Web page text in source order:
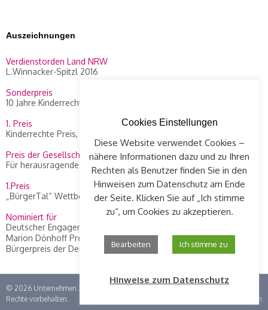
Auszeichnungen
Verdienstorden Land NRW
L.Winnacker-Spitzl 2016
Sonderpreis
10 Jahre Kinderrechte Preis, WDR 2014
1. Preis
Kinderrechte Preis, WDR 2010
Preis der Gesellschaft Concordia
Für herausragendes Engagement an L. Winnacker-Spitzl, 2012
1.Preis
„BürgerTal“ Wettbewerb, 2008
Nominiert für
Deutscher Engagement Preis 2015
Marion Dönhoff Preis, Die Zeit, 2013
Bürgerpreis der Deutschen Zeitungen, 2010
© 2026 Unternehmen Zündfunke im Kinderhaus Luise Winnacker e.V.
Rechte vorbehalten.
Login
Cookies Einstellungen
Diese Website verwendet Cookies –
nähere Informationen dazu und zu Ihren
Rechten als Benutzer finden Sie in den
Hinweisen zum Datenschutz am Ende
der Seite. Klicken Sie auf „Ich stimme
zu“, um Cookies zu akzeptieren.
Bearbeiten Ich stimme zu
Hinweise zum Datenschutz